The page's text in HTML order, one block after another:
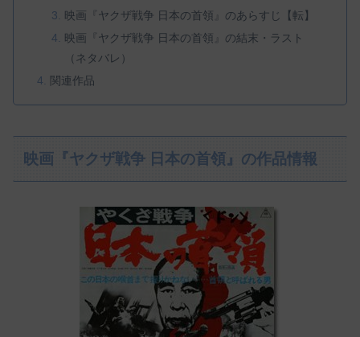
映画『ヤクザ戦争 日本の首領』のあらすじ【転】
映画『ヤクザ戦争 日本の首領』の結末・ラスト
（ネタバレ）
関連作品
映画『ヤクザ戦争 日本の首領』の作品情報